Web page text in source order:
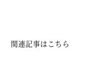
関連記事はこちら